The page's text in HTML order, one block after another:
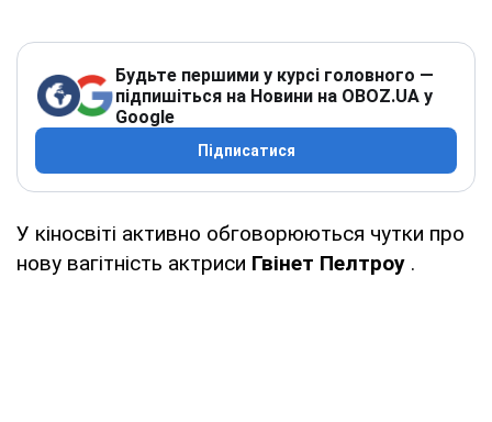
Будьте першими у курсі головного —
підпишіться на Новини на OBOZ.UA у
Google
Підписатися
У кіносвіті активно обговорюються чутки про
нову вагітність актриси Гвінет Пелтроу .